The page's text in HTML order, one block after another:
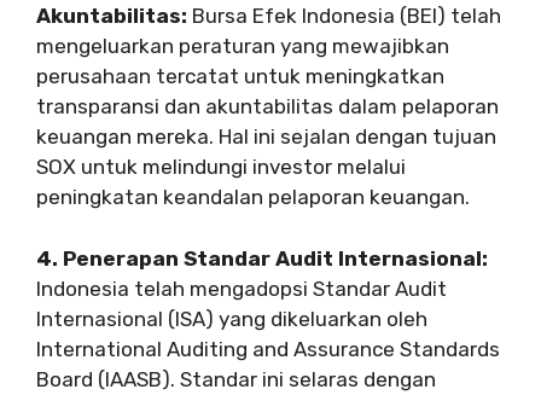
Akuntabilitas: Bursa Efek Indonesia (BEI) telah
mengeluarkan peraturan yang mewajibkan
perusahaan tercatat untuk meningkatkan
transparansi dan akuntabilitas dalam pelaporan
keuangan mereka. Hal ini sejalan dengan tujuan
SOX untuk melindungi investor melalui
peningkatan keandalan pelaporan keuangan.
4. Penerapan Standar Audit Internasional:
Indonesia telah mengadopsi Standar Audit
Internasional (ISA) yang dikeluarkan oleh
International Auditing and Assurance Standards
Board (IAASB). Standar ini selaras dengan